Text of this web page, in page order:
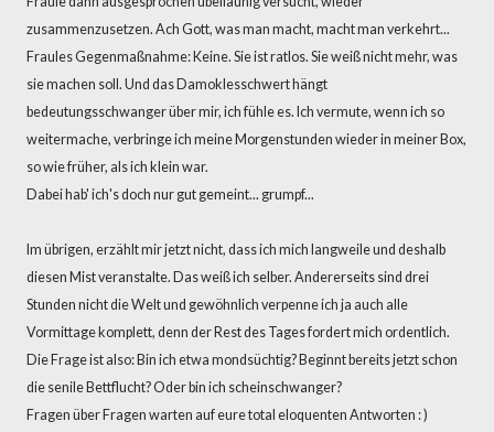
zusammenzusetzen. Ach Gott, was man macht, macht man verkehrt...
Fraules Gegenmaßnahme: Keine. Sie ist ratlos. Sie weiß nicht mehr, was
sie machen soll. Und das Damoklesschwert hängt
bedeutungsschwanger über mir, ich fühle es. Ich vermute, wenn ich so
weitermache, verbringe ich meine Morgenstunden wieder in meiner Box,
so wie früher, als ich klein war.
Dabei hab' ich's doch nur gut gemeint... grumpf...
Im übrigen, erzählt mir jetzt nicht, dass ich mich langweile und deshalb
diesen Mist veranstalte. Das weiß ich selber. Andererseits sind drei
Stunden nicht die Welt und gewöhnlich verpenne ich ja auch alle
Vormittage komplett, denn der Rest des Tages fordert mich ordentlich.
Die Frage ist also: Bin ich etwa mondsüchtig? Beginnt bereits jetzt schon
die senile Bettflucht? Oder bin ich scheinschwanger?
Fragen über Fragen warten auf eure total eloquenten Antworten : )